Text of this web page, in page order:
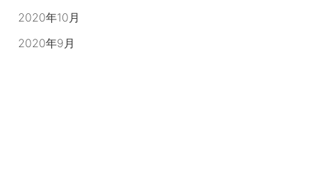
2020年10月
2020年9月